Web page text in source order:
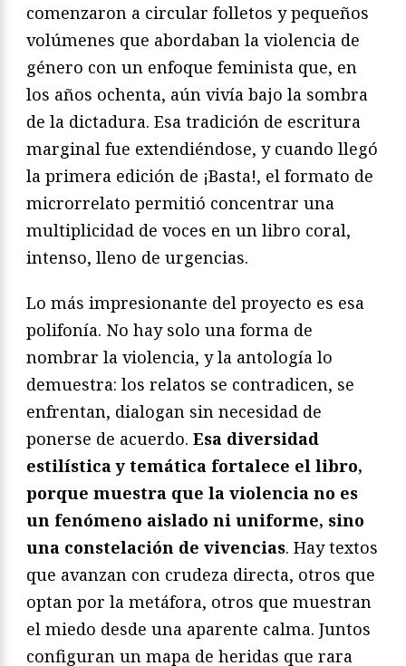
comenzaron a circular folletos y pequeños
volúmenes que abordaban la violencia de
género con un enfoque feminista que, en
los años ochenta, aún vivía bajo la sombra
de la dictadura. Esa tradición de escritura
marginal fue extendiéndose, y cuando llegó
la primera edición de ¡Basta!, el formato de
microrrelato permitió concentrar una
multiplicidad de voces en un libro coral,
intenso, lleno de urgencias.
Lo más impresionante del proyecto es esa
polifonía. No hay solo una forma de
nombrar la violencia, y la antología lo
demuestra: los relatos se contradicen, se
enfrentan, dialogan sin necesidad de
ponerse de acuerdo. Esa diversidad
estilística y temática fortalece el libro,
porque muestra que la violencia no es
un fenómeno aislado ni uniforme, sino
una constelación de vivencias. Hay textos
que avanzan con crudeza directa, otros que
optan por la metáfora, otros que muestran
el miedo desde una aparente calma. Juntos
configuran un mapa de heridas que rara